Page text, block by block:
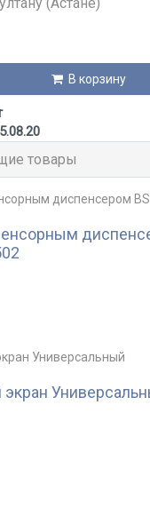
В корзину
товары